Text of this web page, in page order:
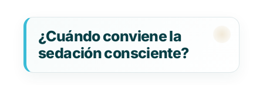
¿Cuándo conviene la
sedación consciente?